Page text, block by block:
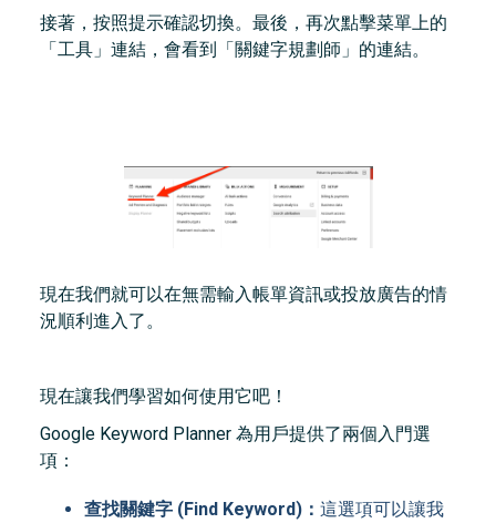
接著，按照提示確認切換。最後，再次點擊菜單上的
「工具」連結，會看到「關鍵字規劃師」的連結。
現在我們就可以在無需輸入帳單資訊或投放廣告的情
況順利進入了。
現在讓我們學習如何使用它吧！
Google Keyword Planner 為用戶提供了兩個入門選
項：
查找關鍵字 (Find Keyword)： 這選項可以讓我